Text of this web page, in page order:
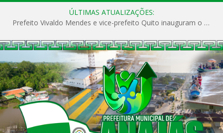
ÚLTIMAS ATUALIZAÇÕES:
Prefeito Vivaldo Mendes e vice-prefeito Quito inauguram o CAPS e fortalecem a saúde pública em Anajás.